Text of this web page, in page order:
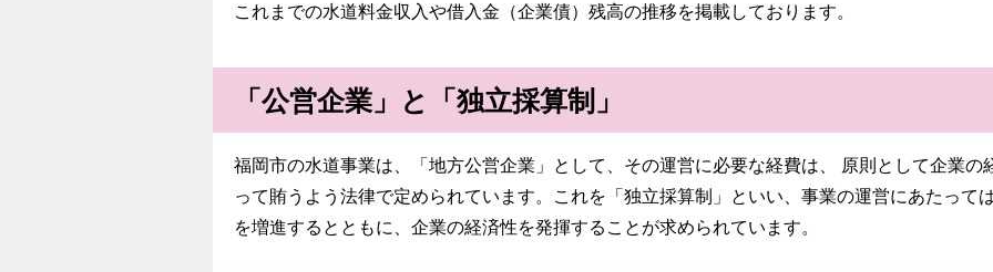
これまでの水道料金収入や借入金（企業債）残高の推移を掲載しております。
「公営企業」と「独立採算制」
福岡市の水道事業は、「地方公営企業」として、その運営に必要な経費は、 原則として企業の
って賄うよう法律で定められています。これを「独立採算制」といい、事業の運営にあたって
を増進するとともに、企業の経済性を発揮することが求められています。